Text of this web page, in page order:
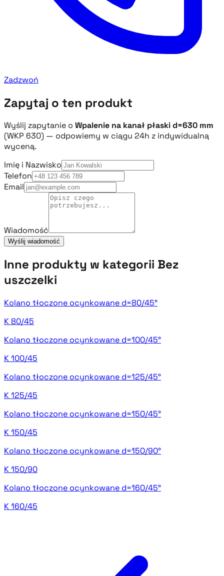
Zadzwoń
Zapytaj o ten produkt
Wyślij zapytanie o Wpalenie na kanał płaski d=630 mm
(WKP 630) — odpowiemy w ciągu 24h z indywidualną
wyceną.
Imię i Nazwisko
Telefon
Email
Wiadomość
Wyślij wiadomość
Inne produkty w kategorii Bez
uszczelki
Kolano tłoczone ocynkowane d=80/45°
K 80/45
Kolano tłoczone ocynkowane d=100/45°
K 100/45
Kolano tłoczone ocynkowane d=125/45°
K 125/45
Kolano tłoczone ocynkowane d=150/45°
K 150/45
Kolano tłoczone ocynkowane d=150/90°
K 150/90
Kolano tłoczone ocynkowane d=160/45°
K 160/45